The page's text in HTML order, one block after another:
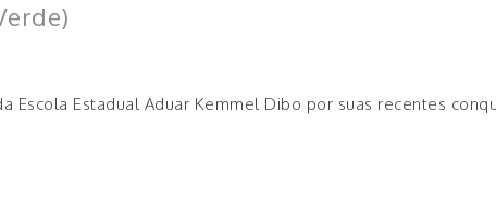
Estadual Aduar Kemmel Dibo por suas recentes